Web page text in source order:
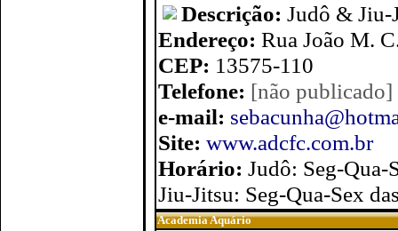
Descrição: Judô & Jiu-
Endereço: Rua João M.
CEP: 13575-110
Telefone: [não publicado]
e-mail:
Site: www.adcfc.com.br
Horário: Judô: Seg-Qua-
Jiu-Jitsu: Seg-Qua-Sex
Academia Aquário